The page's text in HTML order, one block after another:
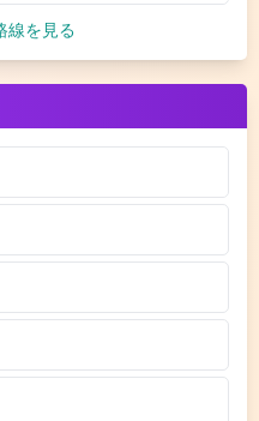
線を見る